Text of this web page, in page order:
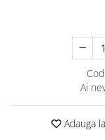
Ai
Adauga